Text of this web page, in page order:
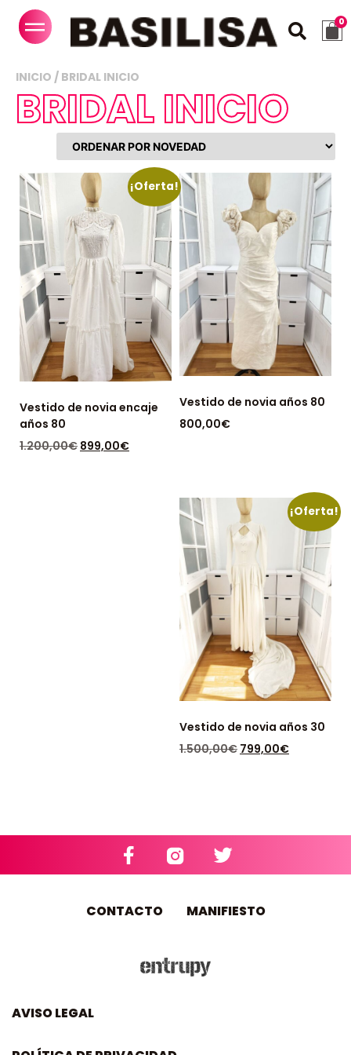
INICIO / BRIDAL INICIO
BRIDAL INICIO
¡Oferta!
Vestido de novia encaje
años 80
1.200,00€ 899,00€
Vestido de novia años 80
800,00€
¡Oferta!
Vestido de novia años 30
1.500,00€ 799,00€
CONTACTO MANIFIESTO
AVISO LEGAL